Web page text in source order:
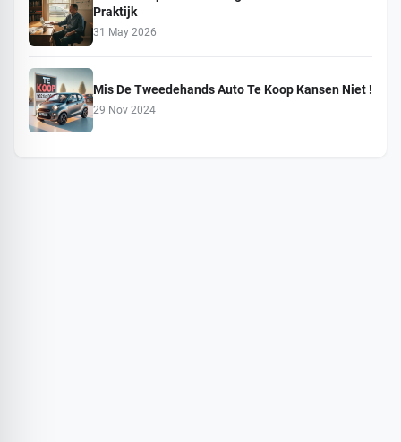
Praktijk
31 May 2026
Mis De Tweedehands Auto Te Koop Kansen Niet !
29 Nov 2024